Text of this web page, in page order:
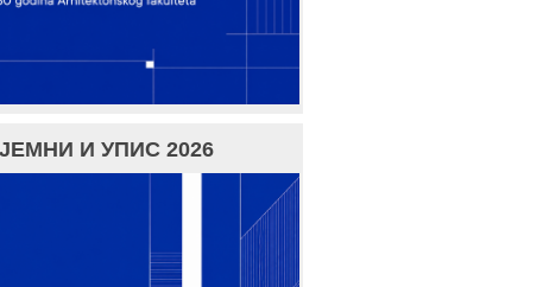
И УПИС 2026